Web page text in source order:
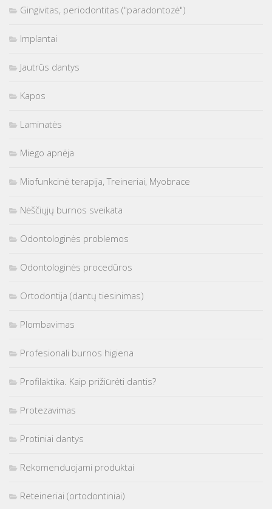
Gingivitas, periodontitas ("paradontozė")
Implantai
Jautrūs dantys
Kapos
Laminatės
Miego apnėja
Miofunkcinė terapija, Treineriai, Myobrace
Nėščiųjų burnos sveikata
Odontologinės problemos
Odontologinės procedūros
Ortodontija (dantų tiesinimas)
Plombavimas
Profesionali burnos higiena
Profilaktika. Kaip prižiūrėti dantis?
Protezavimas
Protiniai dantys
Rekomenduojami produktai
Reteineriai (ortodontiniai)